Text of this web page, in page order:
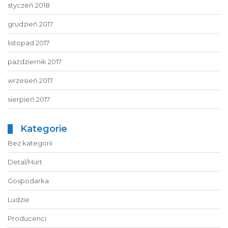
styczeń 2018
grudzień 2017
listopad 2017
październik 2017
wrzesień 2017
sierpień 2017
Kategorie
Bez kategorii
Detal/Hurt
Gospodarka
Ludzie
Producenci